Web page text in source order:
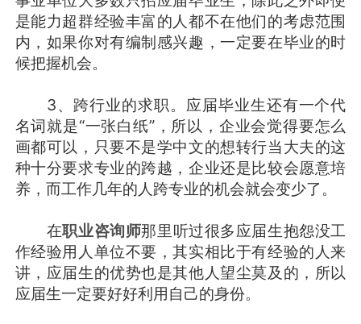
是能力超群经验丰富的人都不在他们的考虑范围
内，如果你对有编制感兴趣，一定要在毕业的时
候把握机会。
3、跨行业的求职。应届毕业生还有一个代
名词就是“一张白纸”，所以，企业会觉得要怎么
画都可以，只要不是学中文的想转行当大夫的这
种十分要求专业的跨越，企业还是比较会愿意培
养，而工作几年的人跨专业的机会就会变少了。
在职业咨询师那里听过很多应届生抱怨没工
作经验用人单位不要，其实相比于有经验的人来
讲，应届生的优势也是其他人望尘莫及的，所以
应届生一定要好好利用自己的身份。